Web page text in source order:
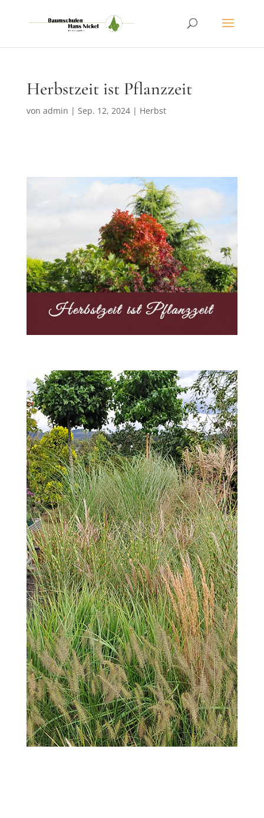
Herbstzeit ist Pflanzzeit
von admin | Sep. 12, 2024| Herbst